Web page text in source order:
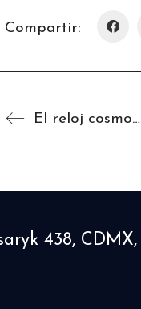
Compartir:
El reloj cosmopolita
438, CDMX,